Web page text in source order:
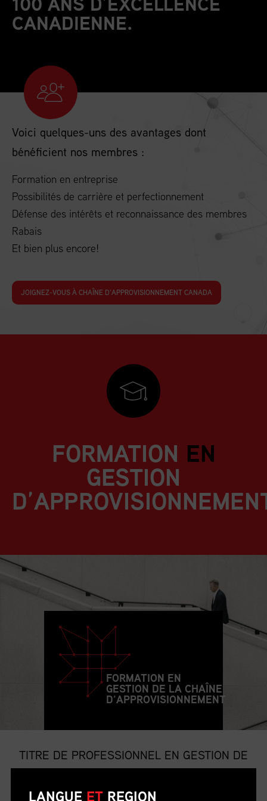
CANADIENNE.
Voici quelques-uns des avantages dont
bénéficient nos membres :
Formation en entreprise
Possibilités de carrière et perfectionnement
Défense des intérêts et reconnaissance des membres
Rabais
Et bien plus encore!
JOIGNEZ-VOUS À CHAÎNE D’APPROVISIONNEMENT CANADA
FORMATION EN
GESTION
FORMATION EN
GESTION DE LA CHAÎNE
D’APPROVISIONNEMENT
TITRE DE PROFESSIONNEL EN GESTION DE
LANGUE ETREGION